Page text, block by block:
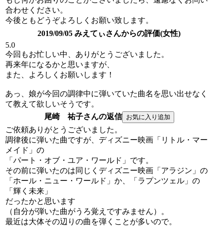
合わせください。
今後ともどうぞよろしくお願い致します。
2019/09/05 みえてぃさんからの評価(女性)
5.0
今回もお忙しい中、ありがとうございました。
再来年になるかと思いますが、
また、よろしくお願いします！
あっ、娘が今回の調律中に弾いていた曲名を思い出せなく
て教えて欲しいそうです。
尾崎 祐子さんの返信
ご依頼ありがとうございました。
調律後に弾いた曲ですが、ディズニー映画「リトル・マー
メイド」の
「パート・オブ・ユア・ワールド」です。
その前に弾いたのは同じくディズニー映画「アラジン」の
「ホール・ニュー・ワールド」か、「ラプンツェル」の
「輝く未来」
だったかと思います
（自分が弾いた曲がうろ覚えですみません）。
最近は大体その辺りの曲を弾くことが多いので。